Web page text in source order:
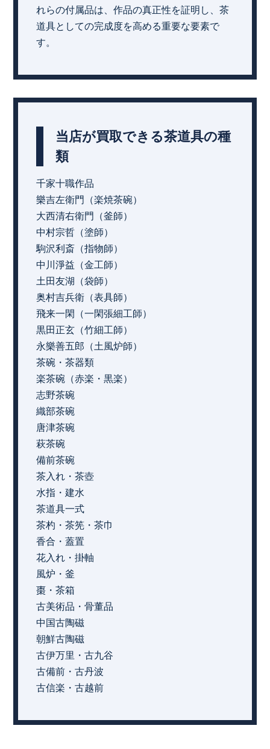
れらの付属品は、作品の真正性を証明し、茶
道具としての完成度を高める重要な要素で
す。
当店が買取できる茶道具の種
類
千家十職作品
樂吉左衛門（楽焼茶碗）
大西清右衛門（釜師）
中村宗哲（塗師）
駒沢利斎（指物師）
中川淨益（金工師）
土田友湖（袋師）
奥村吉兵衛（表具師）
飛来一閑（一閑張細工師）
黒田正玄（竹細工師）
永樂善五郎（土風炉師）
茶碗・茶器類
楽茶碗（赤楽・黒楽）
志野茶碗
織部茶碗
唐津茶碗
萩茶碗
備前茶碗
茶入れ・茶壺
水指・建水
茶道具一式
茶杓・茶筅・茶巾
香合・蓋置
花入れ・掛軸
風炉・釜
棗・茶箱
古美術品・骨董品
中国古陶磁
朝鮮古陶磁
古伊万里・古九谷
古備前・古丹波
古信楽・古越前